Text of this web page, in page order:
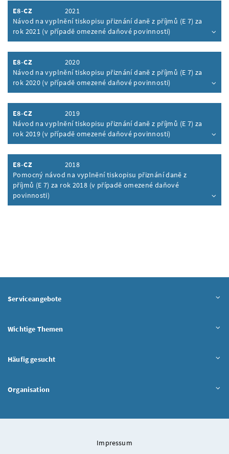
E8-CZ
2021
Návod na vyplnění tiskopisu přiznání daně z příjmů (E 7) za
rok 2021 (v případě omezené daňové povinnosti)
Inhalt aufklappen
E8-CZ
2020
Návod na vyplnění tiskopisu přiznání daně z příjmů (E 7) za
rok 2020 (v případě omezené daňové povinnosti)
Inhalt aufklappen
E8-CZ
2019
Návod na vyplnění tiskopisu přiznání daně z příjmů (E 7) za
rok 2019 (v případě omezené daňové povinnosti)
Inhalt aufklappen
E8-CZ
2018
Pomocný návod na vyplnění tiskopisu přiznání daně z
příjmů (E 7) za rok 2018 (v případě omezené daňové
povinnosti)
Inhalt aufklappen
Serviceangebote
Wichtige Themen
Häufig gesucht
Organisation
Impressum